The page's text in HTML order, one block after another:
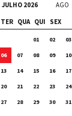
JULHO 2026
AGO
TER QUA QUI
SEX
01 02
03
06 07 08 09
10
13 14 15 16
17
20 21 22 23
24
27 28 29 30 31